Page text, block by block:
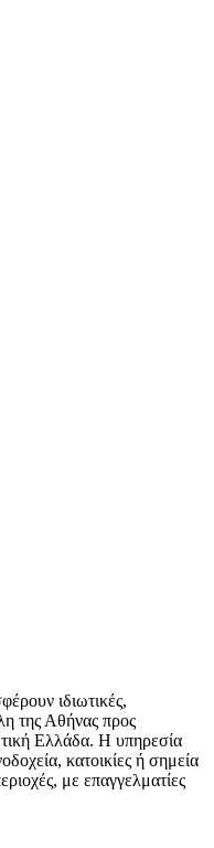
ιδιωτικές,
της Αθήνας προς
Ελλάδα. Η υπηρεσία
κατοικίες ή σημεία
με επαγγελματίες